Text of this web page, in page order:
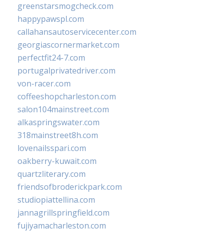
greenstarsmogcheck.com
happypawspl.com
callahansautoservicecenter.com
georgiascornermarket.com
perfectfit24-7.com
portugalprivatedriver.com
von-racer.com
coffeeshopcharleston.com
salon104mainstreet.com
alkaspringswater.com
318mainstreet8h.com
lovenailsspari.com
oakberry-kuwait.com
quartzliterary.com
friendsofbroderickpark.com
studiopiattellina.com
jannagrillspringfield.com
fujiyamacharleston.com